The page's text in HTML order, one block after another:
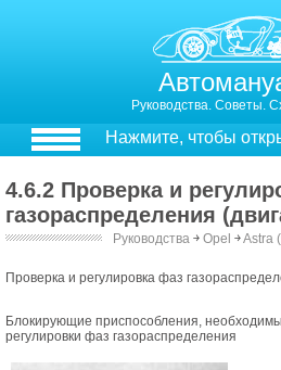
Руководства. Советы.
Нажмите, чтобы
4.6.2 Проверка и
газораспределения
Руководства ￫ Opel ￫Astra
Проверка и регулировка фаз
Блокирующие приспособления,
регулировки фаз газораспределения